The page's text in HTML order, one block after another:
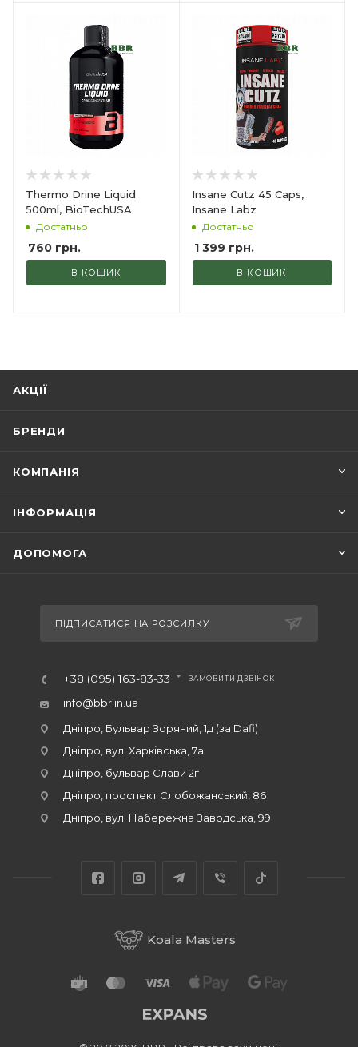
Thermo Drine Liquid
500ml, BioTechUSA
Достатньо
760 грн.
В КОШИК
Insane Cutz 45 Caps,
Insane Labz
Достатньо
1 399 грн.
В КОШИК
АКЦІЇ
БРЕНДИ
КОМПАНІЯ
ІНФОРМАЦІЯ
ДОПОМОГА
ПІДПИСАТИСЯ НА РОЗСИЛКУ
+38 (095) 163-83-33 ЗАМОВИТИ ДЗВІНОК
info@bbr.in.ua
Дніпро, Бульвар Зоряний, 1д (за Dafi)
Дніпро, вул. Харківська, 7а
Дніпро, бульвар Слави 2г
Дніпро, проспект Слобожанський, 86
Дніпро, вул. Набережна Заводська, 99
Koala Masters